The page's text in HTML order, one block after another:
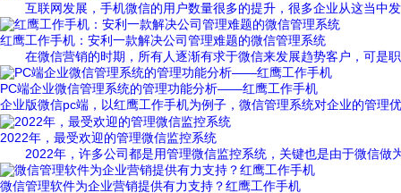
互联网发展，手机微信的用户数量很多的提升，很多企业从这当中
红鹰工作手机：安利一款解决公司管理难题的微信管理系统
在微信营销的时期，所有人逐渐有求于微信来发展趋势客户，可是
PC端企业微信管理系统的管理功能分析——红鹰工作手机
企业版微信pc端，以红鹰工作手机为例子，微信管理系统对企业的管理
2022年，最受欢迎的管理微信监控系统
2022年，许多公司都是用管理微信监控系统，关键也是由于微信做
微信管理软件为企业营销提供有力支持？红鹰工作手机